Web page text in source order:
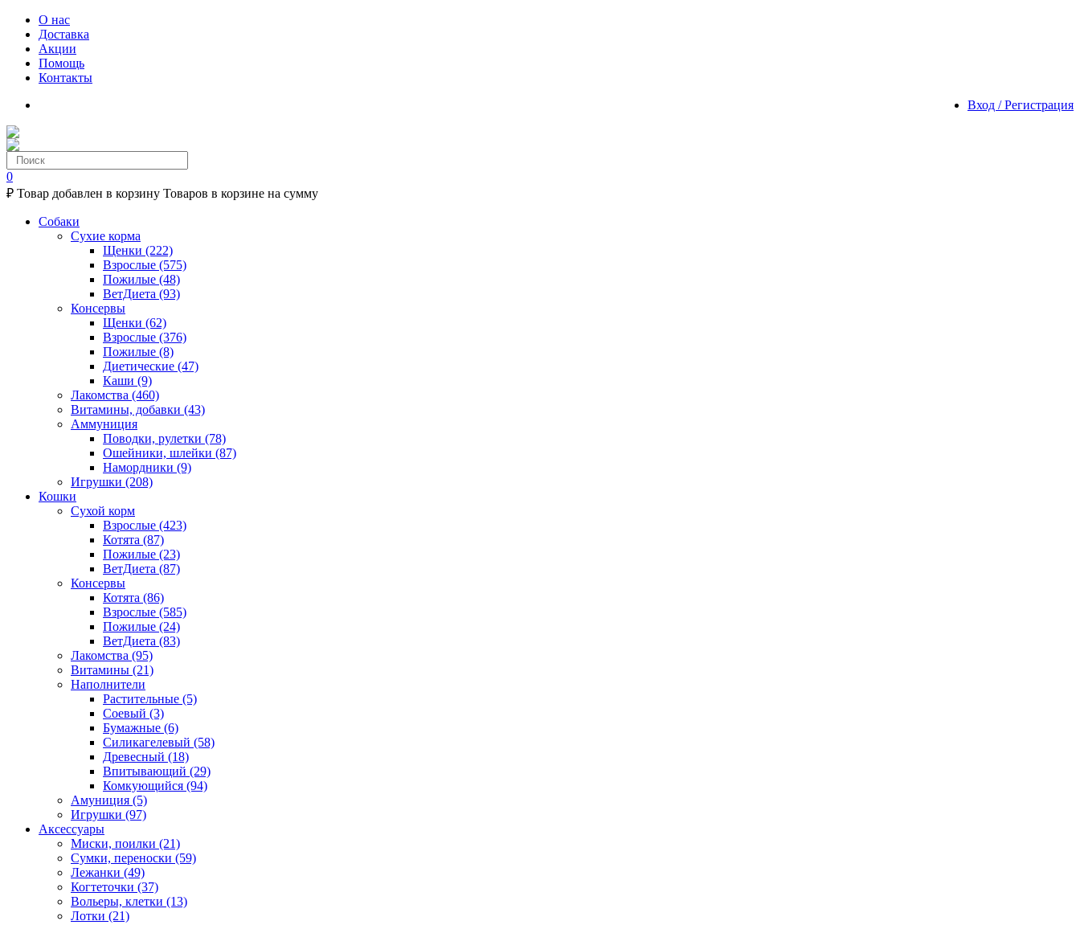
О нас
Доставка
Акции
Помощь
Контакты
Вход / Регистрация
0
₽ Товар добавлен в корзину Товаров в корзине на сумму
Собаки
Сухие корма
Щенки (222)
Взрослые (575)
Пожилые (48)
ВетДиета (93)
Консервы
Щенки (62)
Взрослые (376)
Пожилые (8)
Диетические (47)
Каши (9)
Лакомства (460)
Витамины, добавки (43)
Аммуниция
Поводки, рулетки (78)
Ошейники, шлейки (87)
Намордники (9)
Игрушки (208)
Кошки
Сухой корм
Взрослые (423)
Котята (87)
Пожилые (23)
ВетДиета (87)
Консервы
Котята (86)
Взрослые (585)
Пожилые (24)
ВетДиета (83)
Лакомства (95)
Витамины (21)
Наполнители
Растительные (5)
Соевый (3)
Бумажные (6)
Силикагелевый (58)
Древесный (18)
Впитывающий (29)
Комкующийся (94)
Амуниция (5)
Игрушки (97)
Аксессуары
Миски, поилки (21)
Сумки, переноски (59)
Лежанки (49)
Когтеточки (37)
Вольеры, клетки (13)
Лотки (21)